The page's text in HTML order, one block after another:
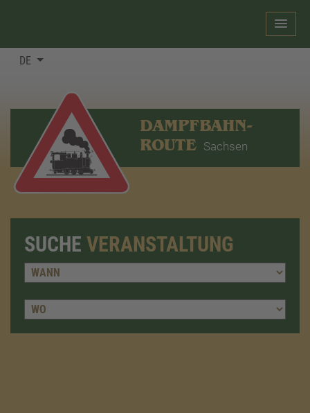
DE
DAMPFBAHN-
ROUTE Sachsen
SUCHE VERANSTALTUNG